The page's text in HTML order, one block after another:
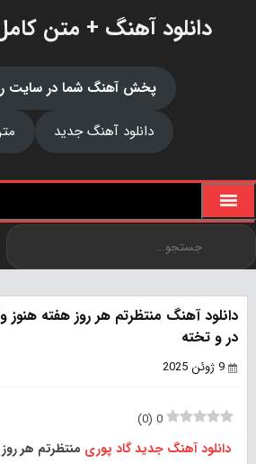
دانلود آهنگ + متن
پخش آهنگ شما در سایت
دانلود آهنگ جدید
دانلود آهنگ منتظرتم هر روز هفته
در و تخته
9 ژوئن 2025
0
(
0
)
دانلود آهنگ جدید گاد پوری منتظرتم هر